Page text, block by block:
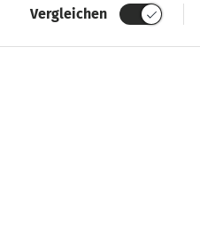
Vergleichen